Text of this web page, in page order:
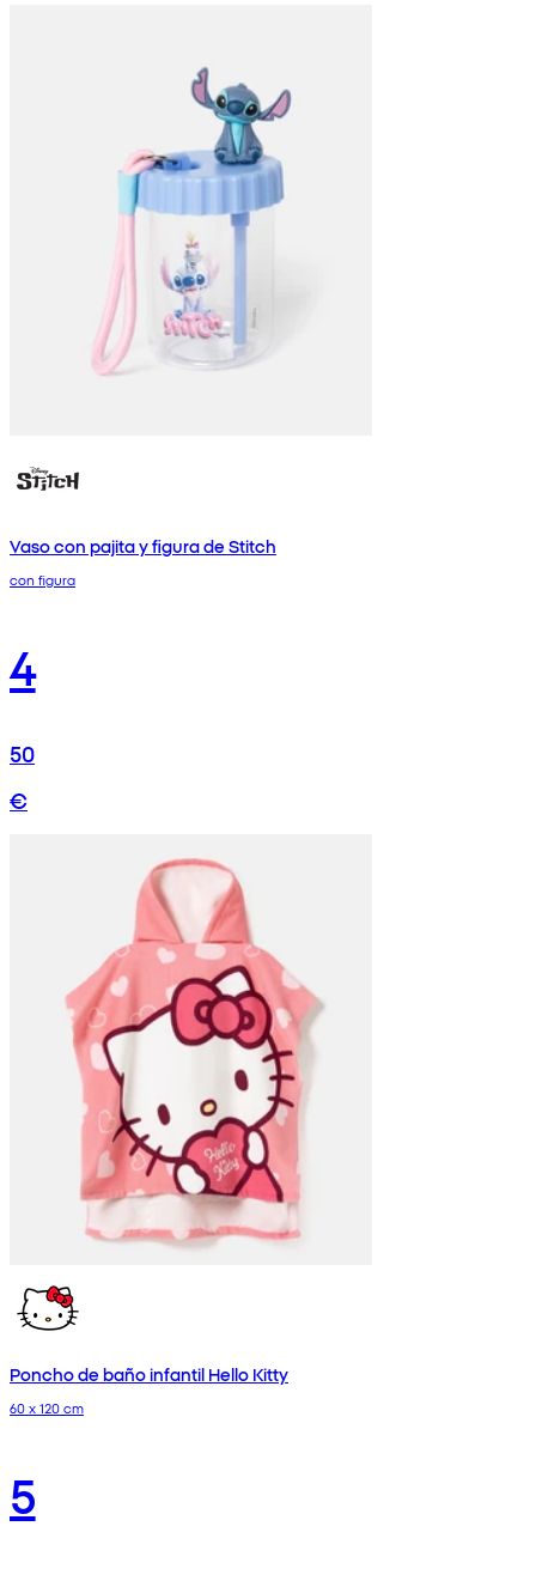
Vaso con pajita y figura de Stitch
con figura
4
50
€
Poncho de baño infantil Hello Kitty
60 x 120 cm
5